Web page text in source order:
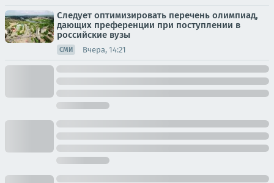
Следует оптимизировать перечень олимпиад,
дающих преференции при поступлении в
российские вузы
СМИ Вчера, 14:21